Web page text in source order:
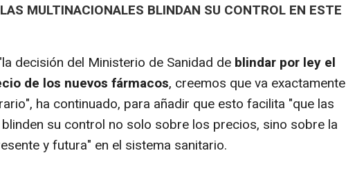
MULTINACIONALES BLINDAN SU CONTROL EN ESTE
decisión del Ministerio de Sanidad de blindar por ley el
de los nuevos fármacos, creemos que va exactamente
ha continuado, para añadir que esto facilita "que las
su control no solo sobre los precios, sino sobre la
y futura" en el sistema sanitario.